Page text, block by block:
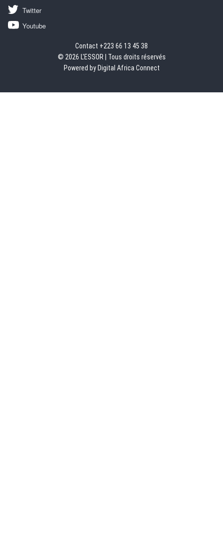
Twitter
Youtube
Contact +223 66 13 45 38
© 2026 L'ESSOR | Tous droits réservés
Powered by Digital Africa Connect